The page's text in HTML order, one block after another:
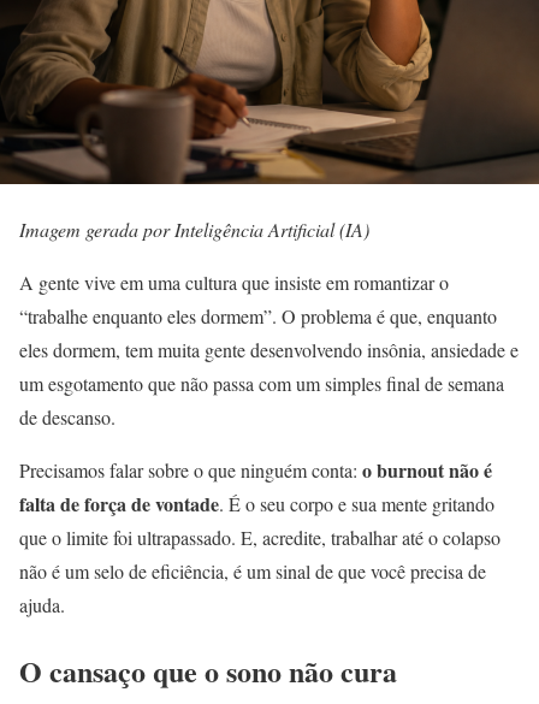
Imagem gerada por Inteligência Artificial (IA)
A gente vive em uma cultura que insiste em romantizar o
“trabalhe enquanto eles dormem”. O problema é que, enquanto
eles dormem, tem muita gente desenvolvendo insônia, ansiedade e
um esgotamento que não passa com um simples final de semana
de descanso.
Precisamos falar sobre o que ninguém conta: o burnout não é
falta de força de vontade. É o seu corpo e sua mente gritando
que o limite foi ultrapassado. E, acredite, trabalhar até o colapso
não é um selo de eficiência, é um sinal de que você precisa de
ajuda.
O cansaço que o sono não cura